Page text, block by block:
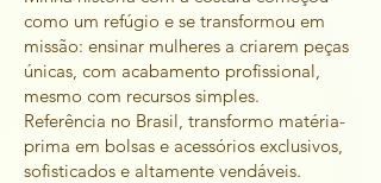
como um refúgio e se transformou em
missão: ensinar mulheres a criarem peças
únicas, com acabamento profissional,
mesmo com recursos simples.
Referência no Brasil, transformo matéria-
prima em bolsas e acessórios exclusivos,
sofisticados e altamente vendáveis.